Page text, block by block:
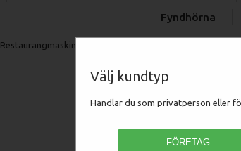
Välj kundtyp
Handlar du som privatperson eller
FÖRETAG
Fyndhörna
Restaurangmaskiner